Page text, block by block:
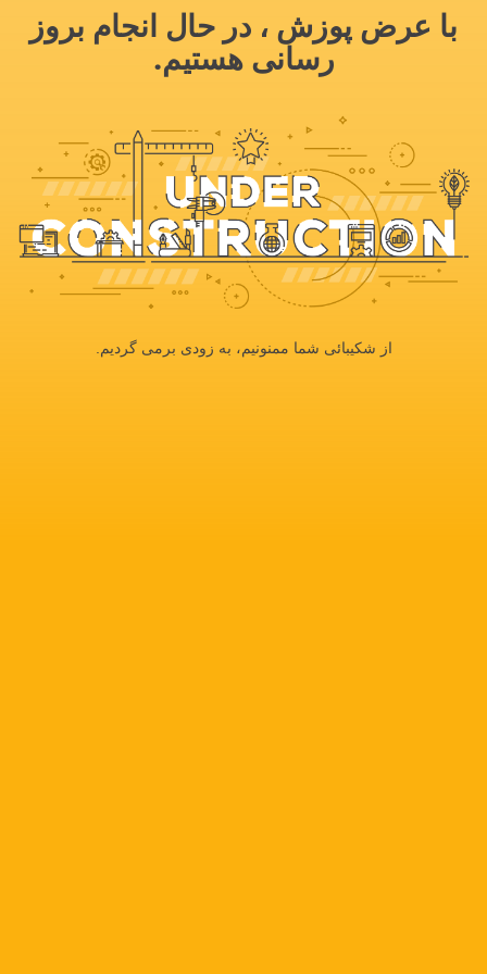
با عرض پوزش ، در حال انجام بروز
رسانی هستیم.
از شکیبائی شما ممنونیم، به زودی برمی گردیم.